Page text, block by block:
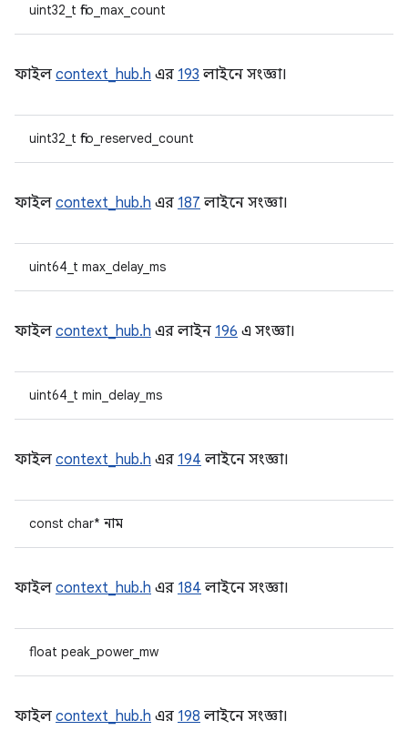
uint32_t fifo_max_count
ফাইল context_hub.h এর 193 লাইনে সংজ্ঞা।
uint32_t fifo_reserved_count
ফাইল context_hub.h এর 187 লাইনে সংজ্ঞা।
uint64_t max_delay_ms
ফাইল context_hub.h এর লাইন 196 এ সংজ্ঞা।
uint64_t min_delay_ms
ফাইল context_hub.h এর 194 লাইনে সংজ্ঞা।
const char* নাম
ফাইল context_hub.h এর 184 লাইনে সংজ্ঞা।
float peak_power_mw
ফাইল context_hub.h এর 198 লাইনে সংজ্ঞা।